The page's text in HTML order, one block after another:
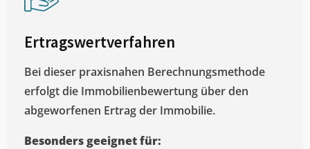
Ertragswertverfahren
Bei dieser praxisnahen Berechnungsmethode
erfolgt die Immobilienbewertung über den
abgeworfenen Ertrag der Immobilie.
Besonders geeignet für: